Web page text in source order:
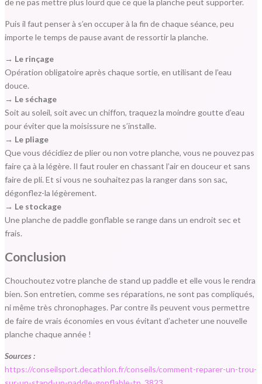
Puis il faut penser à s’en occuper à la fin de chaque séance, peu
importe le temps de pause avant de ressortir la planche.
→ Le rinçage
Opération obligatoire après chaque sortie, en utilisant de l’eau
douce.
→ Le séchage
Soit au soleil, soit avec un chiffon, traquez la moindre goutte d’eau
pour éviter que la moisissure ne s’installe.
→ Le pliage
Que vous décidiez de plier ou non votre planche, vous ne pouvez pas
faire ça à la légère. Il faut rouler en chassant l’air en douceur et sans
faire de pli. Et si vous ne souhaitez pas la ranger dans son sac,
dégonflez-la légèrement.
→ Le stockage
Une planche de paddle gonflable se range dans un endroit sec et
frais.
Conclusion
Chouchoutez votre planche de stand up paddle et elle vous le rendra
bien. Son entretien, comme ses réparations, ne sont pas compliqués,
ni même très chronophages. Par contre ils peuvent vous permettre
de faire de vrais économies en vous évitant d’acheter une nouvelle
planche chaque année !
Sources :
https://conseilsport.decathlon.fr/conseils/comment-reparer-un-trou-